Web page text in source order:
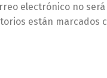
electrónico no
están marcados